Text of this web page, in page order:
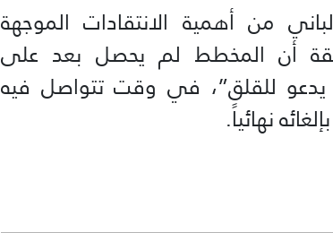
من أهمية الانتقادات الموجهة
أن المخطط لم يحصل بعد على
يدعو للقلق”، في وقت تتواصل فيه
نهائياً.